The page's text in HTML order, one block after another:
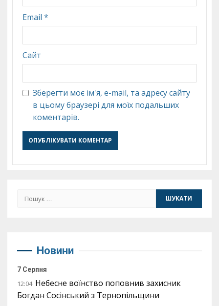
Email *
Сайт
Зберегти моє ім'я, e-mail, та адресу сайту
в цьому браузері для моїх подальших
коментарів.
Пошук:
Новини
7 Серпня
12:04 Небесне воїнство поповнив захисник
Богдан Сосінський з Тернопільщини